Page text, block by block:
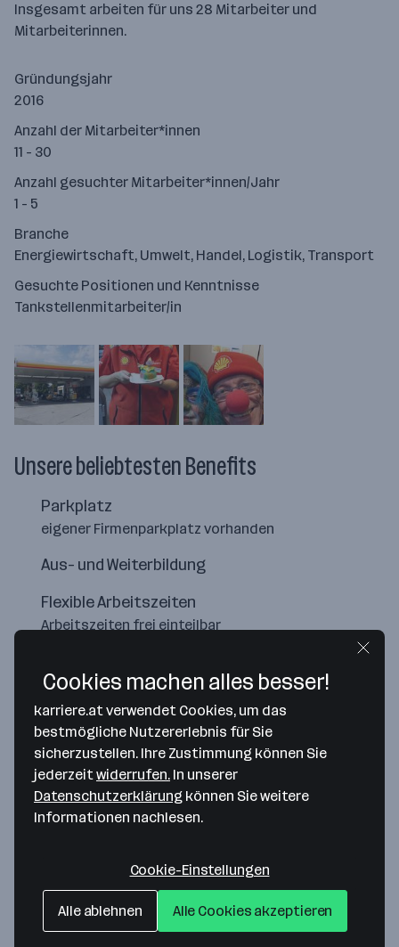
Insgesamt arbeiten für uns 28 Mitarbeiter und
Mitarbeiterinnen.
Gründungsjahr
2016
Anzahl der Mitarbeiter*innen
11 - 30
Anzahl gesuchter Mitarbeiter*innen/Jahr
1 - 5
Branche
Energiewirtschaft, Umwelt, Handel, Logistik, Transport
Gesuchte Positionen und Kenntnisse
Tankstellenmitarbeiter/in
Unsere beliebtesten Benefits
Parkplatz
eigener Firmenparkplatz vorhanden
Aus- und Weiterbildung
Flexible Arbeitszeiten
Arbeitszeiten frei einteilbar
Mühlemann GmbH
Cookies machen alles besser!
karriere.at verwendet Cookies, um das
bestmögliche Nutzererlebnis für Sie
sicherzustellen. Ihre Zustimmung können Sie
jederzeit widerrufen. In unserer
Datenschutzerklärung können Sie weitere
Informationen nachlesen.
Cookie-Einstellungen
Alle ablehnen Alle Cookies akzeptieren